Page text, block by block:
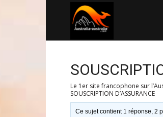
Le 1er site francophone sur
SOUSCRIPTION D’ASSURANCE
Ce sujet contient 1 réponse, 2